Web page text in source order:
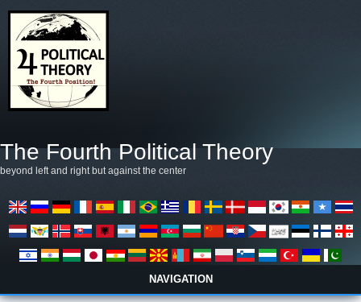
The Fourth Political Theory
beyond left and right but against the center
NAVIGATION